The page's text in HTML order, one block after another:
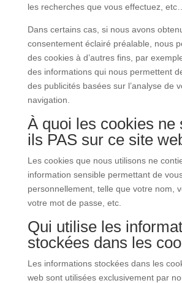
les recherches que vous effectuez,
Dans certains cas, si nous avons
consentement éclairé préalable, nous
des cookies à d’autres fins, par
des informations qui nous permettent
des publicités basées sur l’analyse de
navigation.
À quoi les cookies ne
ils PAS sur ce site
Les cookies que nous utilisons ne
information sensible permettant de
personnellement, telle que votre nom,
votre mot de passe, etc.
Qui utilise les
stockées dans les
Les informations stockées dans les
web sont utilisées exclusivement par